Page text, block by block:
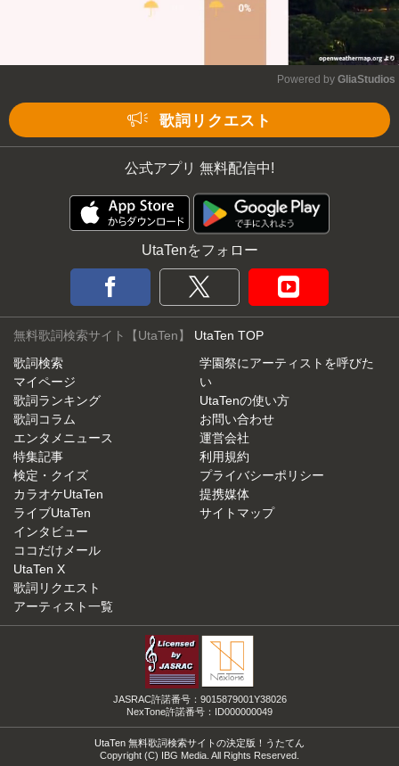
Powered by GliaStudios
歌詞リクエスト
公式アプリ 無料配信中!
UtaTenをフォロー
無料歌詞検索サイト【UtaTen】 UtaTen TOP
歌詞検索
マイページ
歌詞ランキング
歌詞コラム
エンタメニュース
特集記事
検定・クイズ
カラオケUtaTen
ライブUtaTen
インタビュー
ココだけメール
UtaTen X
歌詞リクエスト
アーティスト一覧
学園祭にアーティストを呼びた
い
UtaTenの使い方
お問い合わせ
運営会社
利用規約
プライバシーポリシー
提携媒体
サイトマップ
JASRAC許諾番号：9015879001Y38026
NexTone許諾番号：ID000000049
UtaTen 無料歌詞検索サイトの決定版！うたてん
Copyright (C) IBG Media. All Rights Reserved.